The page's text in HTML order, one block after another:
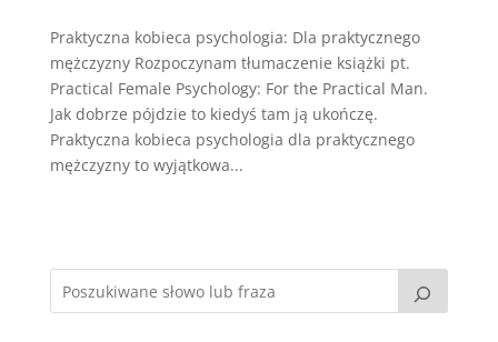
Praktyczna kobieca psychologia: Dla praktycznego
mężczyzny Rozpoczynam tłumaczenie książki pt.
Practical Female Psychology: For the Practical Man.
Jak dobrze pójdzie to kiedyś tam ją ukończę.
Praktyczna kobieca psychologia dla praktycznego
mężczyzny to wyjątkowa...